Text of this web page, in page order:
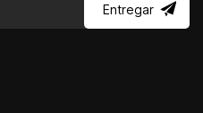
Entregar